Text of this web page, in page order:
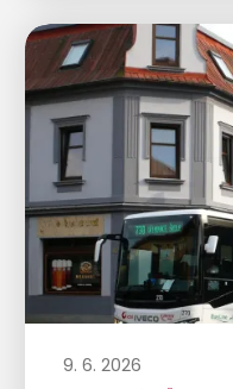
9. 6. 2026